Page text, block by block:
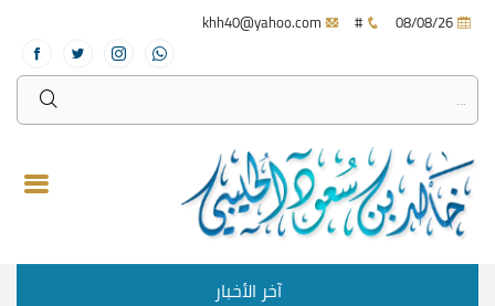
#
آخر الأخبار